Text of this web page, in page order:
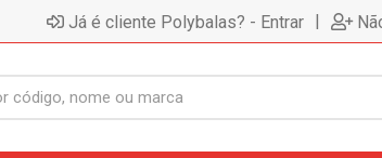
Já é cliente Polybalas? - Entrar |